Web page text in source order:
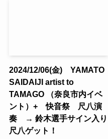
2024/12/06(金) YAMATO
SAIDAIJI artist to
TAMAGO （奈良市内イベ
ント）+ 快音祭 尺八演
奏 → 鈴木選手サイン入り
尺八ゲット！